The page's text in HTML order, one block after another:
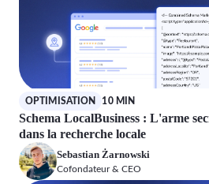
OPTIMISATION 10 MIN
Schema LocalBusiness : L'arme
dans la recherche locale
Sebastian Żarnowski
Cofondateur & CEO